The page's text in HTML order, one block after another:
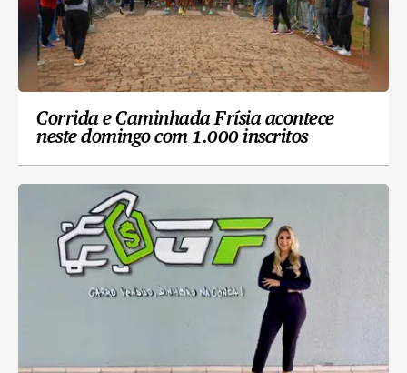
Corrida e Caminhada Frísia acontece
neste domingo com 1.000 inscritos